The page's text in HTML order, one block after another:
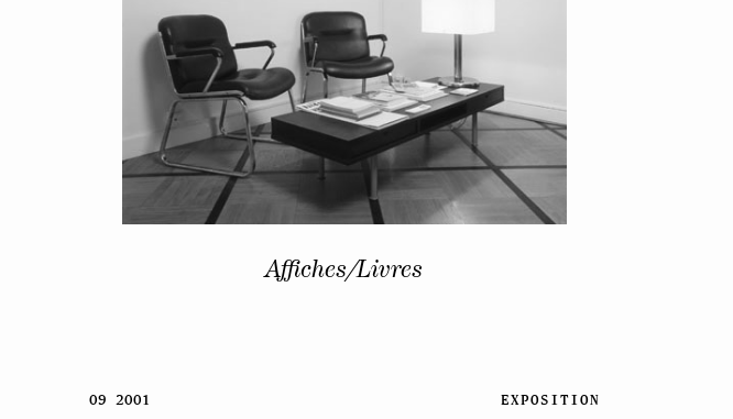
Affiches/Livres
09 2001 EXPOSITION